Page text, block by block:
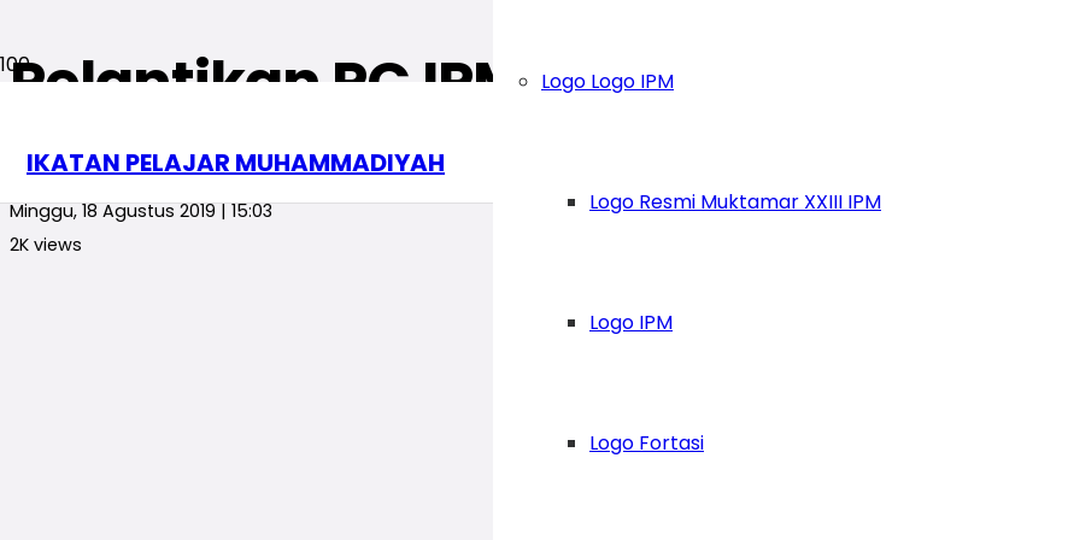
IKATAN PELAJAR MUHAMMADIYAH
Logo Logo IPM
Logo Resmi Muktamar XXIII IPM
Logo IPM
Logo Fortasi
Pelantikan PC IPM Sugio, Siap Dapat
Ghulamin Halim
Minggu, 18 Agustus 2019 | 15:03
2K views